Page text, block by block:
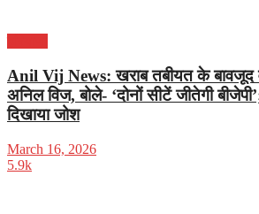
Anil Vij News: खराब तबीयत के बावजूद
अनिल विज, बोले- ‘दोनों सीटें जीतेगी
दिखाया जोश
March 16, 2026
5.9k